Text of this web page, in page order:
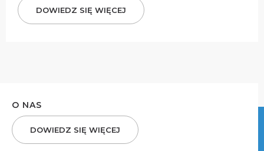
DOWIEDZ SIĘ WIĘCEJ
O NAS
DOWIEDZ SIĘ WIĘCEJ